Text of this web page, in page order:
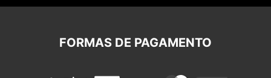
FORMAS DE PAGAMENTO